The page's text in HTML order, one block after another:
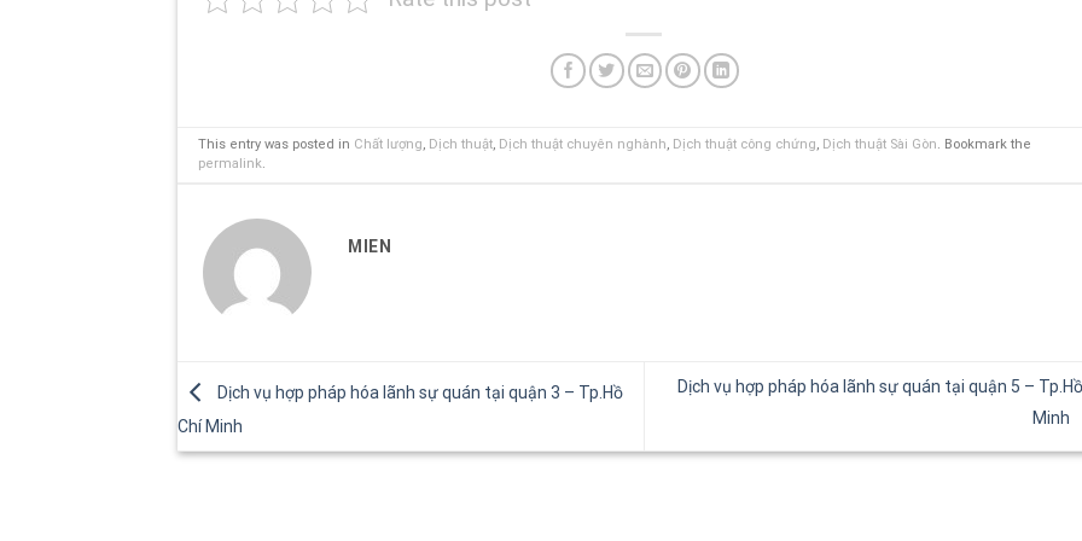
This entry was posted in Chất lượng, Dịch thuật, Dịch thuật chuyên nghành, Dịch thuật công chứng, Dịch thuật Sài Gòn. Bookmark the
permalink.
MIEN
Dịch vụ hợp pháp hóa lãnh sự quán tại quận 3 – Tp.Hồ
Chí Minh
Dịch vụ hợp pháp hóa lãnh sự quán tại quận 5 –
Minh